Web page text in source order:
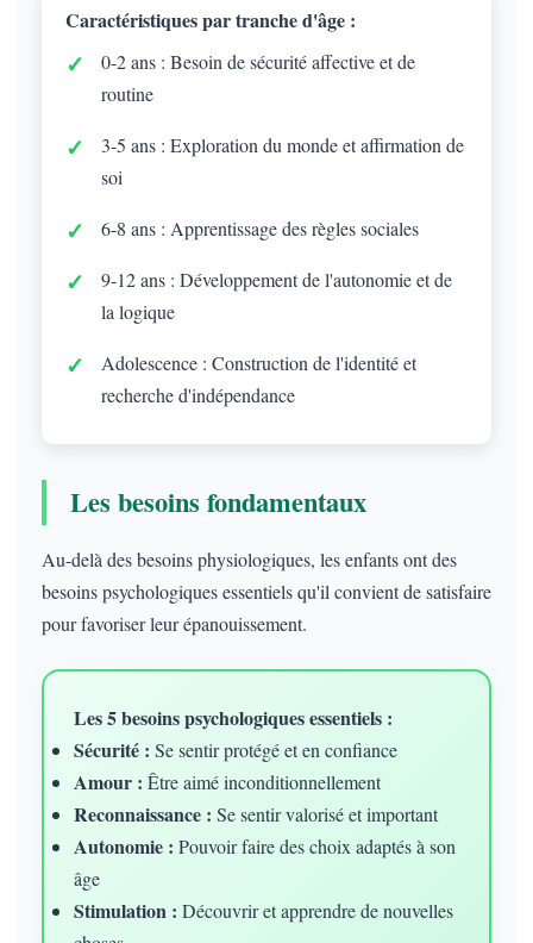
Caractéristiques par tranche d'âge :
0-2 ans : Besoin de sécurité affective et de
routine
3-5 ans : Exploration du monde et affirmation de
soi
6-8 ans : Apprentissage des règles sociales
9-12 ans : Développement de l'autonomie et de
la logique
Adolescence : Construction de l'identité et
recherche d'indépendance
Les besoins fondamentaux
Au-delà des besoins physiologiques, les enfants ont des
besoins psychologiques essentiels qu'il convient de satisfaire
pour favoriser leur épanouissement.
Les 5 besoins psychologiques essentiels :
Sécurité : Se sentir protégé et en confiance
Amour : Être aimé inconditionnellement
Reconnaissance : Se sentir valorisé et important
Autonomie : Pouvoir faire des choix adaptés à son
âge
Stimulation : Découvrir et apprendre de nouvelles